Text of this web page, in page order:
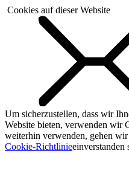
Cookies auf dieser Website
Um sicherzustellen, dass wir
Website bieten, verwenden wir
weiterhin verwenden, gehen
Cookie-Richtlinieeinverstanden